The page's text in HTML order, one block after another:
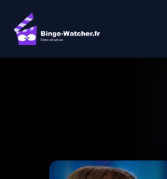
contenu